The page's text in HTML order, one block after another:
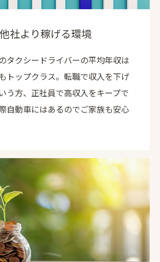
他社より稼げる環境
タクシードライバーの平均年収は
トップクラス。転職で収入を下げ
う方、正社員で高収入をキープで
自動車にはあるのでご家族も安心